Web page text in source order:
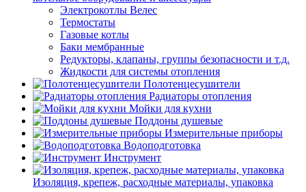
Электрокотлы Велес
Термостаты
Газовые котлы
Баки мембранные
Редукторы, клапаны, группы безопасности и т.д.
Жидкости для системы отопления
Полотенцесушители
Радиаторы отопления
Мойки для кухни
Поддоны душевые
Измерительные приборы
Водоподготовка
Инструмент
Изоляция, крепеж, расходные материалы, упаковка